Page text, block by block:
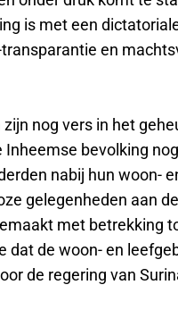
is met een
en
nog vers in het
bevolking
nabij hun woon-
gelegenheden aan
met betrekking
dat de woon- en
de regering van